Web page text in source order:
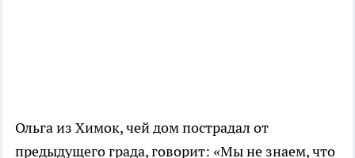
Ольга из Химок, чей дом пострадал от
предыдущего града, говорит: «Мы не знаем, что